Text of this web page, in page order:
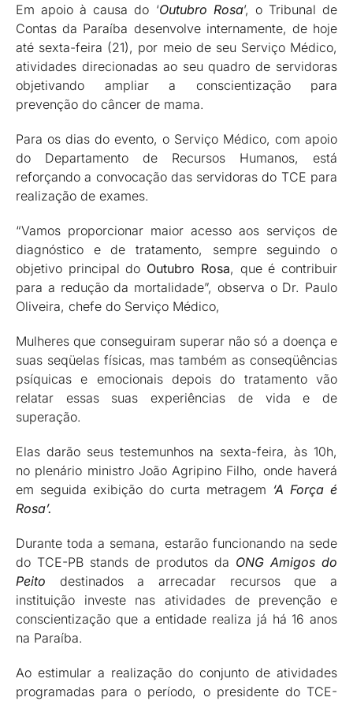
Em apoio à causa do ‘Outubro Rosa’, o Tribunal de
Contas da Paraíba desenvolve internamente, de hoje
até sexta-feira (21), por meio de seu Serviço Médico,
atividades direcionadas ao seu quadro de servidoras
objetivando ampliar a conscientização para
prevenção do câncer de mama.
Para os dias do evento, o Serviço Médico, com apoio
do Departamento de Recursos Humanos, está
reforçando a convocação das servidoras do TCE para
realização de exames.
“Vamos proporcionar maior acesso aos serviços de
diagnóstico e de tratamento, sempre seguindo o
objetivo principal do Outubro Rosa, que é contribuir
para a redução da mortalidade”, observa o Dr. Paulo
Oliveira, chefe do Serviço Médico,
Mulheres que conseguiram superar não só a doença e
suas seqüelas físicas, mas também as conseqüências
psíquicas e emocionais depois do tratamento vão
relatar essas suas experiências de vida e de
superação.
Elas darão seus testemunhos na sexta-feira, às 10h,
no plenário ministro João Agripino Filho, onde haverá
em seguida exibição do curta metragem ‘A Força é
Rosa’.
Durante toda a semana, estarão funcionando na sede
do TCE-PB stands de produtos da ONG Amigos do
Peito destinados a arrecadar recursos que a
instituição investe nas atividades de prevenção e
conscientização que a entidade realiza já há 16 anos
na Paraíba.
Ao estimular a realização do conjunto de atividades
programadas para o período, o presidente do TCE-